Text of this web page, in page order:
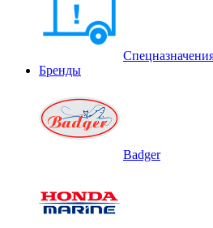
Бренды
Badger